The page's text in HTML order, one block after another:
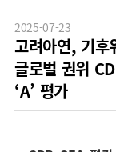
고려아연, 기후
글로벌 권위
‘A’ 평가
2025-07-23